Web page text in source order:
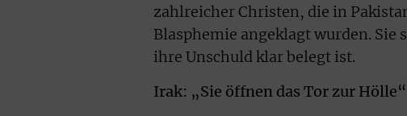
zahlreicher Christen, die in
Blasphemie angeklagt wurden. Sie
ihre Unschuld klar belegt ist.
Irak: „Sie öffnen das Tor zur Hölle“